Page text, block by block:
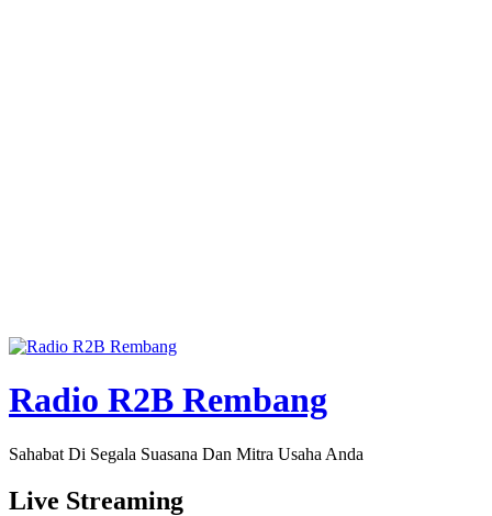
Radio R2B Rembang
Sahabat Di Segala Suasana Dan Mitra Usaha Anda
Live Streaming